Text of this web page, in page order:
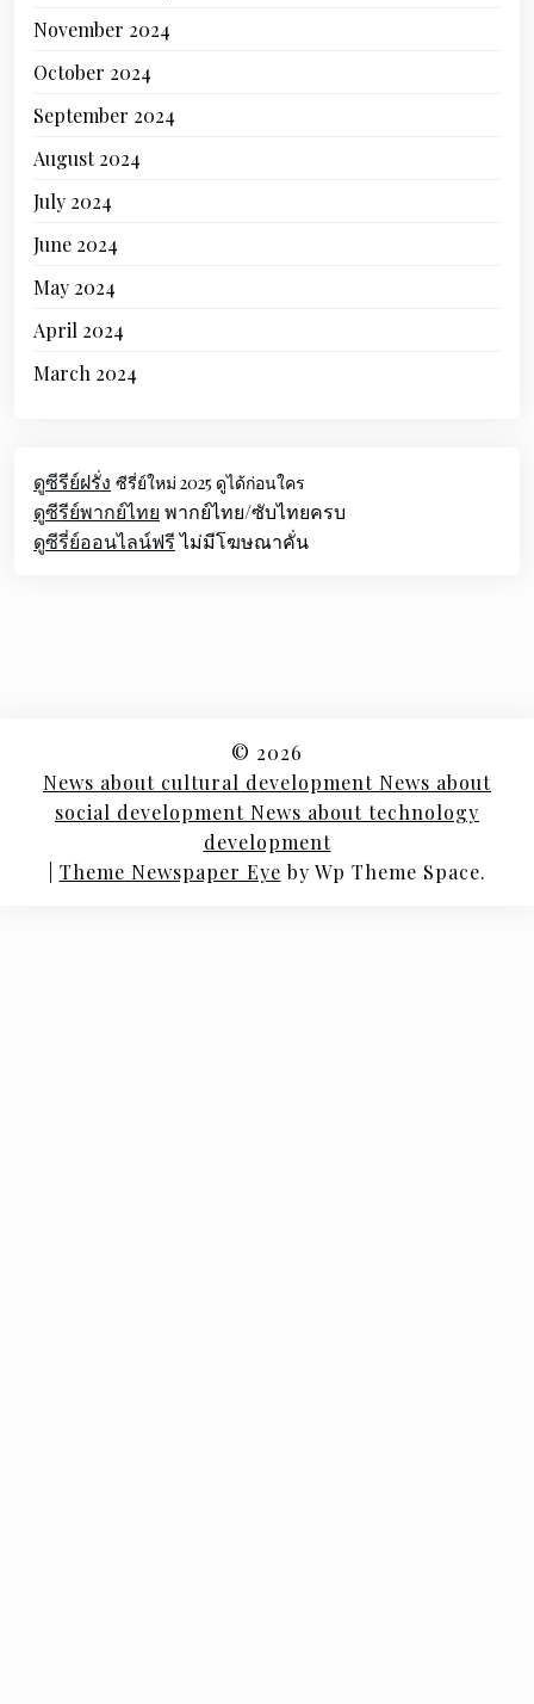
November 2024
October 2024
September 2024
August 2024
July 2024
June 2024
May 2024
April 2024
March 2024
ดูซีรีย์ฝรั่ง ซีรี่ย์ใหม่ 2025 ดูได้ก่อนใคร
ดูซีรีย์พากย์ไทย พากย์ไทย/ซับไทยครบ
ดูซีรี่ย์ออนไลน์ฟรีไม่มีโฆษณาคั่น
© 2026
News about cultural development News about
social development News about technology
development
Theme Newspaper Eye by Wp Theme Space.